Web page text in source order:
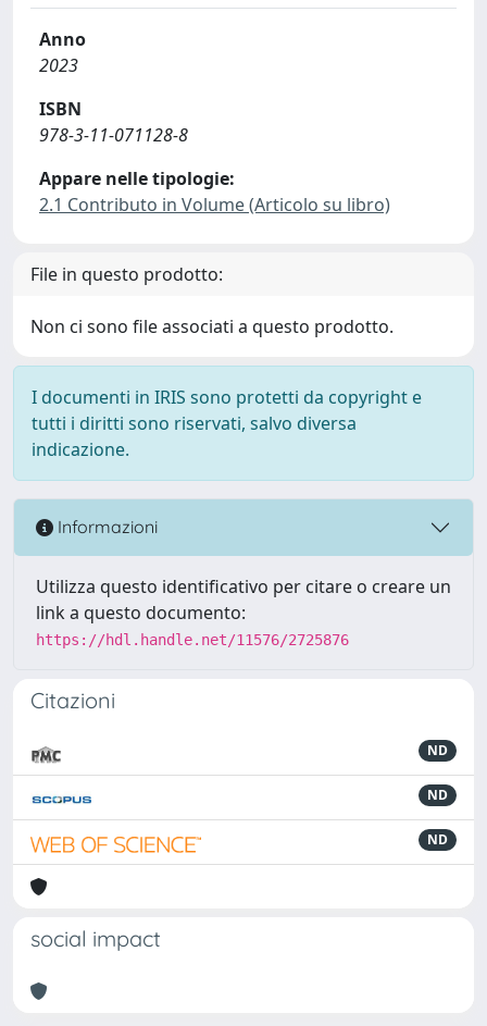
Anno
2023
ISBN
978-3-11-071128-8
Appare nelle tipologie:
2.1 Contributo in Volume (Articolo su libro)
File in questo prodotto:
Non ci sono file associati a questo prodotto.
I documenti in IRIS sono protetti da copyright e
tutti i diritti sono riservati, salvo diversa
indicazione.
Informazioni
Utilizza questo identificativo per citare o creare un
link a questo documento:
https://hdl.handle.net/11576/2725876
Citazioni
ND
ND
ND
social impact